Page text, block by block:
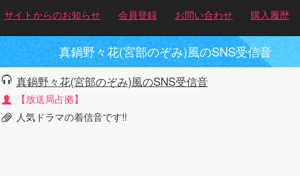
サイトからのお知らせ 会員登録 お問い合わせ 購入履歴
真鍋野々花(宮部のぞみ)風のSNS受信音
真鍋野々花(宮部のぞみ)風のSNS受信音
【放送局占拠】
人気ドラマの着信音です!!